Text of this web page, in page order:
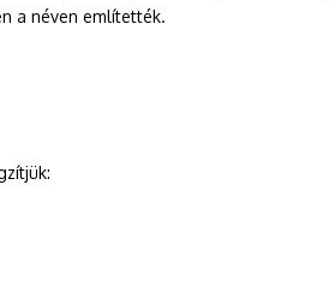
a néven említették.